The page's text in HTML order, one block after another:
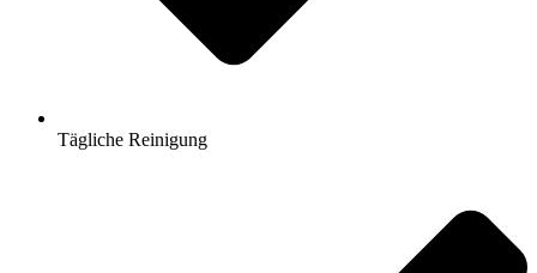
Tägliche Reinigung